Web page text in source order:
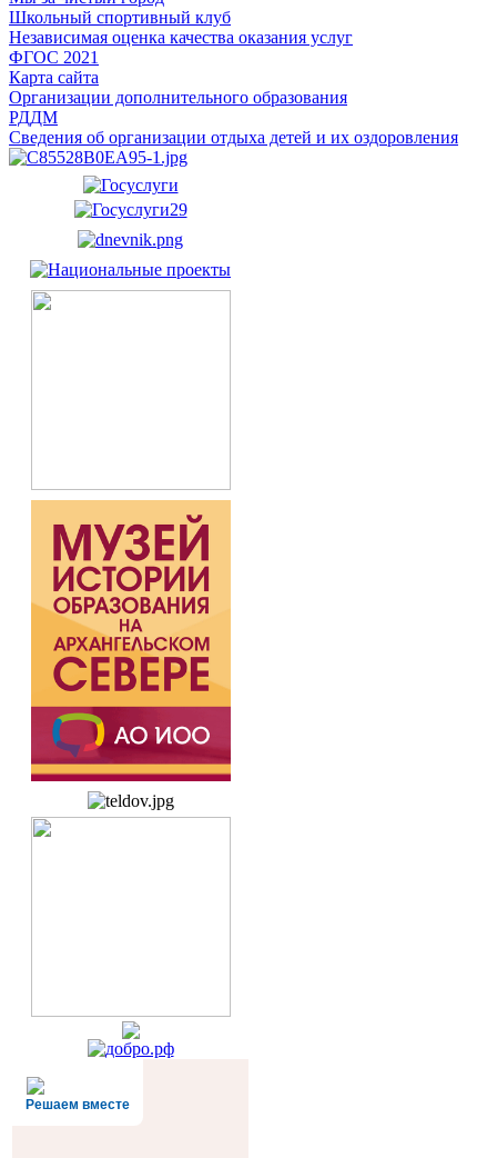
Школьный спортивный клуб
Независимая оценка качества оказания услуг
ФГОС 2021
Карта сайта
Организации дополнительного образования
РДДМ
Сведения об организации отдыха детей и их оздоровления
Решаем вместе